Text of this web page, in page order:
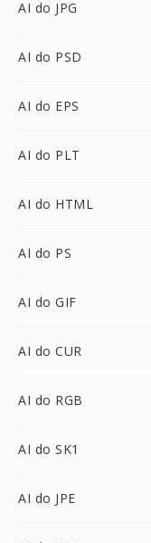
AI do JPG
AI do PSD
AI do EPS
AI do PLT
AI do HTML
AI do PS
AI do GIF
AI do CUR
AI do RGB
AI do SK1
AI do JPE